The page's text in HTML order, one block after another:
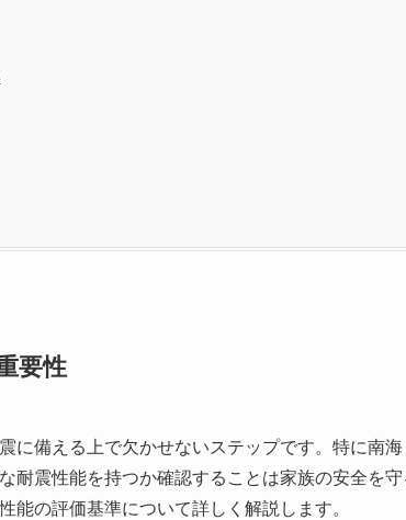
要性
に備える上で欠かせないステップです。特に南
耐震性能を持つか確認することは家族の安全を
能の評価基準について詳しく解説します。